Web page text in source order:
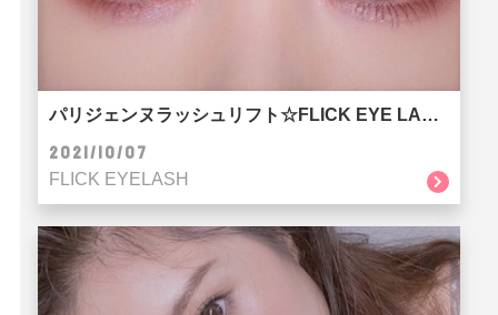
パリジェンヌラッシュリフト☆FLICK EYE LASH SALON京都河原町店
2021/10/07
FLICK EYELASH